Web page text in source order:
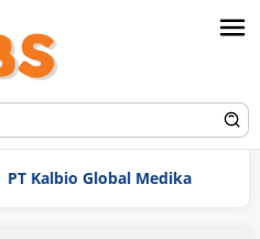
Global Medika